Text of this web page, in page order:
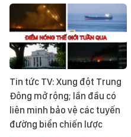
Tin tức TV: Xung đột Trung
Đông mở rộng; lần đầu có
liên minh bảo vệ các tuyến
đường biển chiến lược